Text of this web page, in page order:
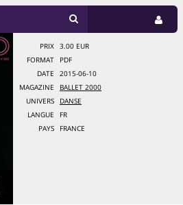
PRIX
3.00 EUR
FORMAT
PDF
DATE
2015-06-10
MAGAZINE
BALLET 2000
UNIVERS
DANSE
LANGUE
FR
PAYS
FRANCE